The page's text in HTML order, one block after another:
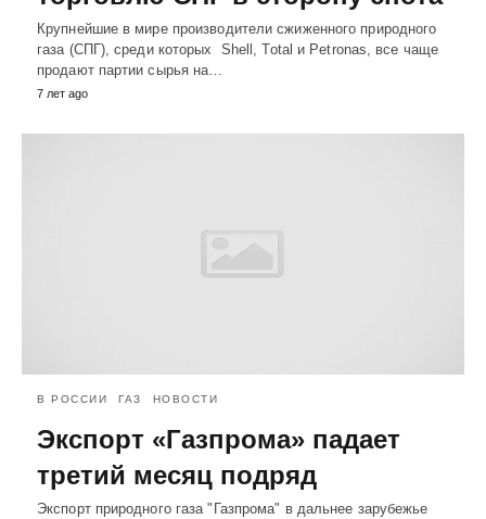
Крупнейшие в мире производители сжиженного природного
газа (СПГ), среди которых Shell, Total и Petronas, все чаще
продают партии сырья на…
7 лет ago
В РОССИИ ГАЗ НОВОСТИ
Экспорт «Газпрома» падает
третий месяц подряд
Экспорт природного газа "Газпрома" в дальнее зарубежье